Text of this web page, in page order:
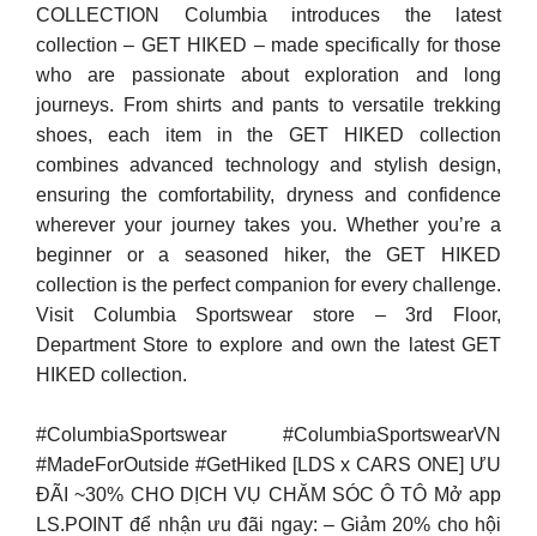
COLLECTION Columbia introduces the latest
collection – GET HIKED – made specifically for those
who are passionate about exploration and long
journeys. From shirts and pants to versatile trekking
shoes, each item in the GET HIKED collection
combines advanced technology and stylish design,
ensuring the comfortability, dryness and confidence
wherever your journey takes you. Whether you’re a
beginner or a seasoned hiker, the GET HIKED
collection is the perfect companion for every challenge.
Visit Columbia Sportswear store – 3rd Floor,
Department Store to explore and own the latest GET
HIKED collection.
#ColumbiaSportswear #ColumbiaSportswearVN
#MadeForOutside #GetHiked [LDS x CARS ONE] ƯU
ĐÃI ~30% CHO DỊCH VỤ CHĂM SÓC Ô TÔ Mở app
LS.POINT để nhận ưu đãi ngay: – Giảm 20% cho hội